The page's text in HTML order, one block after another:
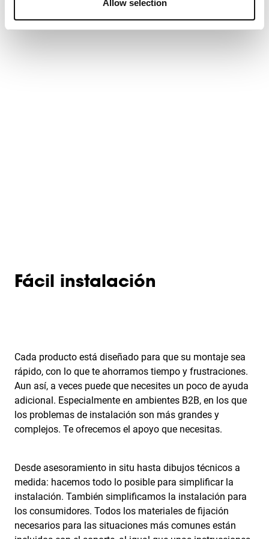
Allow selection
Fácil instalación
Cada producto está diseñado para que su montaje sea
rápido, con lo que te ahorramos tiempo y frustraciones.
Aun así, a veces puede que necesites un poco de ayuda
adicional. Especialmente en ambientes B2B, en los que
los problemas de instalación son más grandes y
complejos. Te ofrecemos el apoyo que necesitas.
Desde asesoramiento in situ hasta dibujos técnicos a
medida: hacemos todo lo posible para simplificar la
instalación. También simplificamos la instalación para
los consumidores. Todos los materiales de fijación
necesarios para las situaciones más comunes están